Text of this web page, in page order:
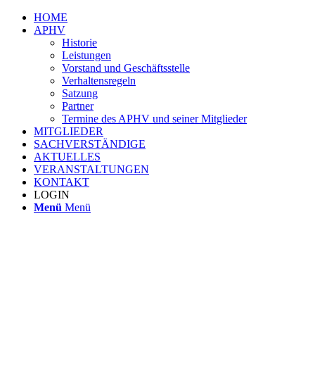
HOME
APHV
Historie
Leistungen
Vorstand und Geschäftsstelle
Verhaltensregeln
Satzung
Partner
Termine des APHV und seiner Mitglieder
MITGLIEDER
SACHVERSTÄNDIGE
AKTUELLES
VERANSTALTUNGEN
KONTAKT
LOGIN
Menü Menü